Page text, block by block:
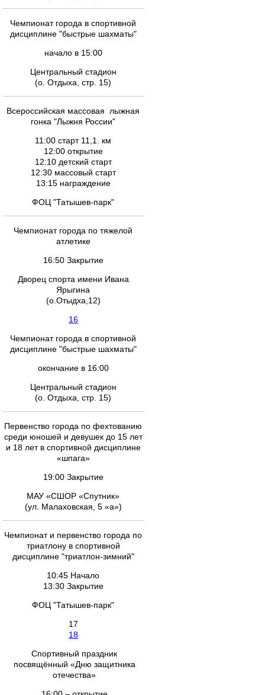
Чемпионат города в спортивной
дисциплине "быстрые шахматы"
начало в 15:00
Центральный стадион
(о. Отдыха, стр. 15)
Всероссийская массовая лыжная
гонка "Лыжня России"
11:00 старт 11,1. км
12:00 открытие
12:10 детский старт
12:30 массовый старт
13:15 награждение
ФОЦ "Татышев-парк"
Чемпионат города по тяжелой
атлетике
16:50 Закрытие
Дворец спорта имени Ивана
Ярыгина
(о.Отыдха,12)
16
Чемпионат города в спортивной
дисциплине "быстрые шахматы"
окончание в 16:00
Центральный стадион
(о. Отдыха, стр. 15)
Первенство города по фехтованию
среди юношей и девушек до 15 лет
и 18 лет в спортивной дисциплине
«шпага»
19:00 Закрытие
МАУ «СШОР «Спутник»
(ул. Малаховская, 5 «а»)
Чемпионат и первенство города по
триатлону в спортивной
дисциплине "триатлон-зимний"
10:45 Начало
13:30 Закрытие
ФОЦ "Татышев-парк"
17
18
Спортивный праздник
посвящённый «Дню защитника
отечества»